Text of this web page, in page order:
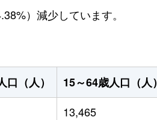
）減少しています。
口（人） 15～64歳人口（人）
13,465